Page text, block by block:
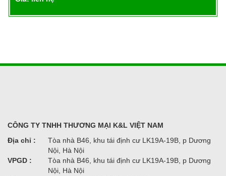
CÔNG TY TNHH THƯƠNG MẠI K&L VIỆT NAM
Địa chỉ :
Tòa nhà B46, khu tái định cư LK19A-19B, p Dương
Nội, Hà Nội
VPGD :
Tòa nhà B46, khu tái định cư LK19A-19B, p Dương
Nội, Hà Nội